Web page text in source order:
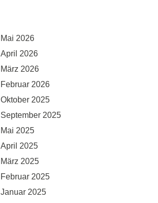
Mai 2026
April 2026
März 2026
Februar 2026
Oktober 2025
September 2025
Mai 2025
April 2025
März 2025
Februar 2025
Januar 2025